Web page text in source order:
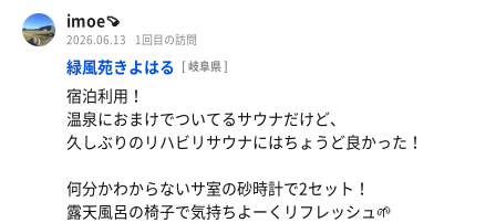
imoe🍠
2026.06.13 1回目の訪問
緑風苑きよはる [ 岐阜県 ]
宿泊利用！
温泉におまけでついてるサウナだけど、
久しぶりのリハビリサウナにはちょうど良かった！
何分かわからないサ室の砂時計で2セット！
露天風呂の椅子で気持ちよーくリフレッシュ🌱